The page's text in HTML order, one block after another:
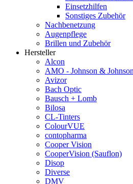
Einsetzhilfen
Sonstiges Zubehör
Nachbenetzung
Augenpflege
Brillen und Zubehör
Hersteller
Alcon
AMO - Johnson & Johnson
Avizor
Bach Optic
Bausch + Lomb
Bilosa
CL-Tinters
ColourVUE
contopharma
Cooper Vision
CooperVision (Sauflon)
Disop
Diverse
DMV